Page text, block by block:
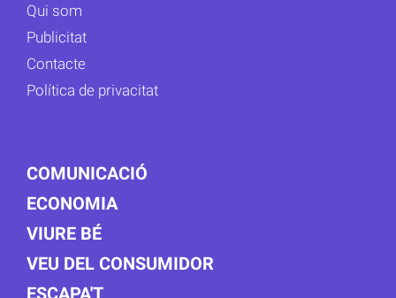
Qui som
Publicitat
Contacte
Política de privacitat
COMUNICACIÓ
ECONOMIA
VIURE BÉ
VEU DEL CONSUMIDOR
ESCAPA'T